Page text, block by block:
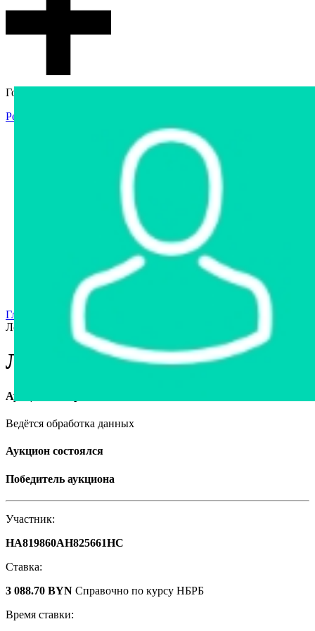
Гостевой доступ
Регистрация
Интернет-магазин
Интернет-витрина
Арестованное имущество
Реестр несостоявшихся торгов
Реестр переоценок
Государственное имущество
Главная страница
Ленточнопильный станок
Ленточнопильный станок
Аукцион завершён
Ведётся обработка данных
Аукцион состоялся
Победитель аукциона
Участник:
HA819860AH825661HC
Ставка:
3 088.70 BYN Справочно по курсу НБРБ
Время ставки: